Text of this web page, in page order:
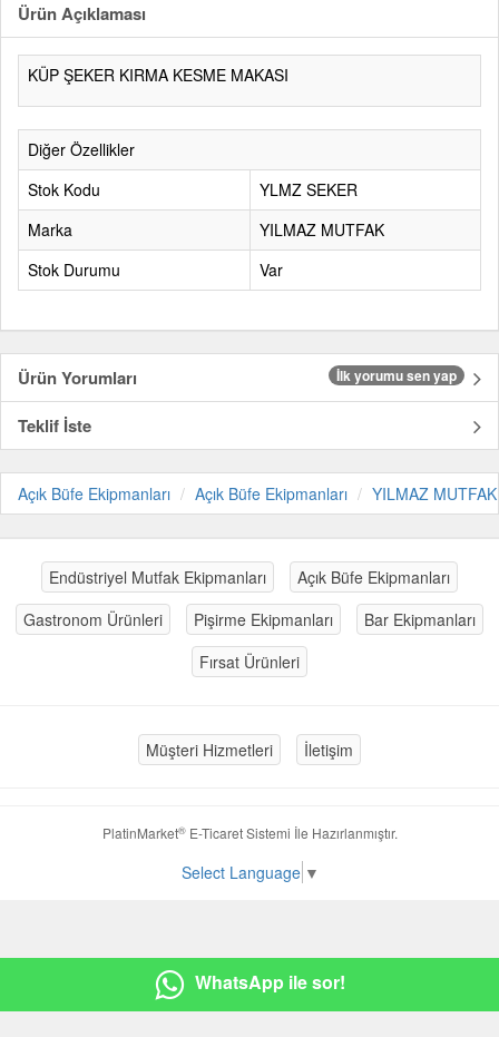
WhatsApp ile sor!
Ürün Açıklaması
KÜP ŞEKER KIRMA KESME MAKASI
Diğer Özellikler
Stok Kodu
YLMZ SEKER
Marka
YILMAZ MUTFAK
Stok Durumu
Var
Ürün Yorumları İlk yorumu sen yap
Teklif İste
Açık Büfe Ekipmanları Açık Büfe Ekipmanları YILMAZ MUTFAK
Endüstriyel Mutfak Ekipmanları
Açık Büfe Ekipmanları
Gastronom Ürünleri
Pişirme Ekipmanları
Bar Ekipmanları
Fırsat Ürünleri
Müşteri Hizmetleri İletişim
PlatinMarket®E-Ticaret Sistemi İle Hazırlanmıştır.
Select Language ▼